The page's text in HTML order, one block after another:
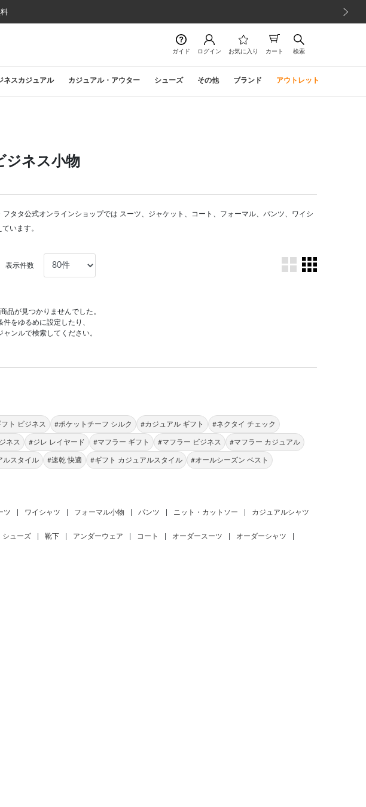
ガイド ログイン お気に入り カート 検索
ネスカジュアル カジュアル・アウター シューズ その他 ブランド アウトレット
ジネス小物
タタ公式オンラインショップでは スーツ、ジャケット、コート、フォーマル、パンツ、ワイシ
います。
表示件数
品が見つかりませんでした。
件をゆるめに設定したり、
ャンルで検索してください。
ト ビジネス #ポケットチーフ シルク #カジュアル ギフト #ネクタイ チェック
ネス #ジレ レイヤード #マフラー ギフト #マフラー ビジネス #マフラー カジュアル
ルスタイル #速乾 快適 #ギフト カジュアルスタイル #オールシーズン ベスト
ツ ワイシャツ フォーマル小物 パンツ ニット・カットソー カジュアルシャツ
シューズ 靴下 アンダーウェア コート オーダースーツ オーダーシャツ